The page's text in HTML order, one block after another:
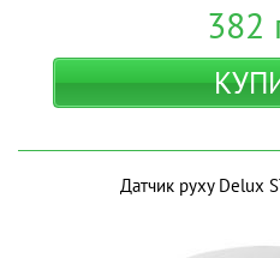
382
Датчик руху Delux